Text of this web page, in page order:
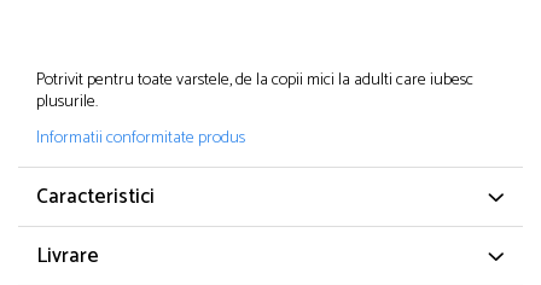
Potrivit pentru toate varstele, de la copii mici la adulti care iubesc
plusurile.
Informatii conformitate produs
Caracteristici
Livrare